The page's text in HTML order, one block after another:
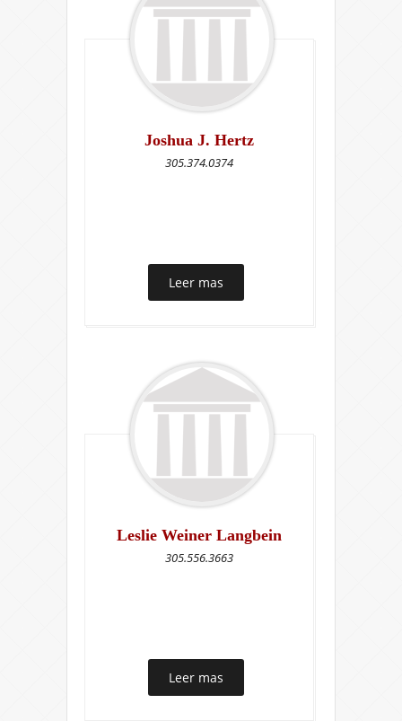
Joshua J. Hertz
305.374.0374
Leer mas
Leslie Weiner Langbein
305.556.3663
Leer mas